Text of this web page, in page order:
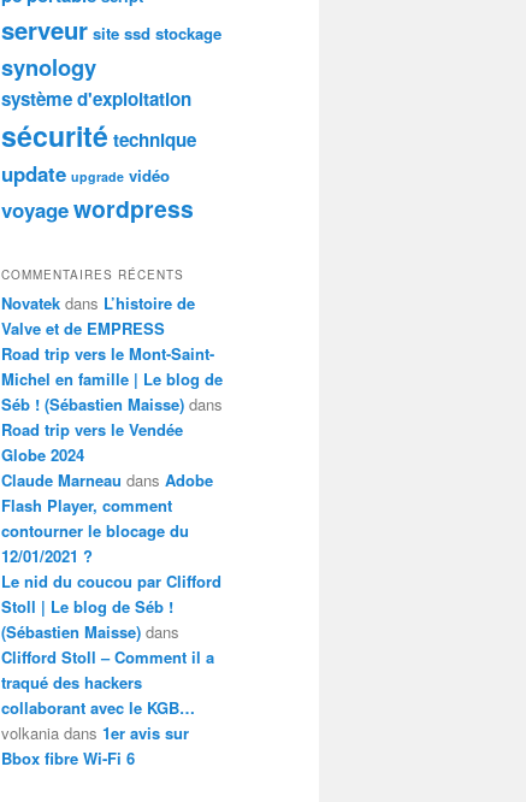
serveur site ssd stockage
synology
système d'exploitation
sécurité technique
update upgrade vidéo
voyagewordpress
COMMENTAIRES RÉCENTS
Novatek dans L’histoire de
Valve et de EMPRESS
Road trip vers le Mont-Saint-
Michel en famille | Le blog de
Séb ! (Sébastien Maisse) dans
Road trip vers le Vendée
Globe 2024
Claude Marneau dans Adobe
Flash Player, comment
contourner le blocage du
12/01/2021 ?
Le nid du coucou par Clifford
Stoll | Le blog de Séb !
(Sébastien Maisse) dans
Clifford Stoll – Comment il a
traqué des hackers
collaborant avec le KGB…
volkania dans 1er avis sur
Bbox fibre Wi-Fi 6